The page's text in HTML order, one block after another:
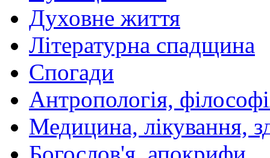
Духовне життя
Літературна спадщина
Спогади
Антропологія,
Медицина, лікування,